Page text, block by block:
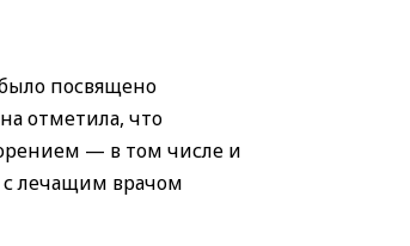
посвящено
отметила, что
— в том числе и
лечащим врачом